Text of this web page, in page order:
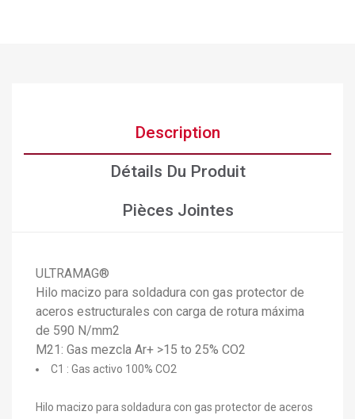
Description
Détails Du Produit
Pièces Jointes
ULTRAMAG®
Hilo macizo para soldadura con gas protector de
aceros estructurales con carga de rotura máxima
de 590 N/mm2
M21: Gas mezcla Ar+ >15 to 25% CO2
C1 : Gas activo 100% CO2
Hilo macizo para soldadura con gas protector de aceros